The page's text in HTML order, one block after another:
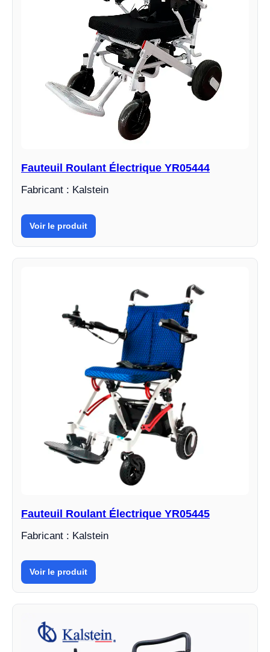
Fauteuil Roulant Électrique YR05444
Fabricant : Kalstein
Voir le produit
Fauteuil Roulant Électrique YR05445
Fabricant : Kalstein
Voir le produit